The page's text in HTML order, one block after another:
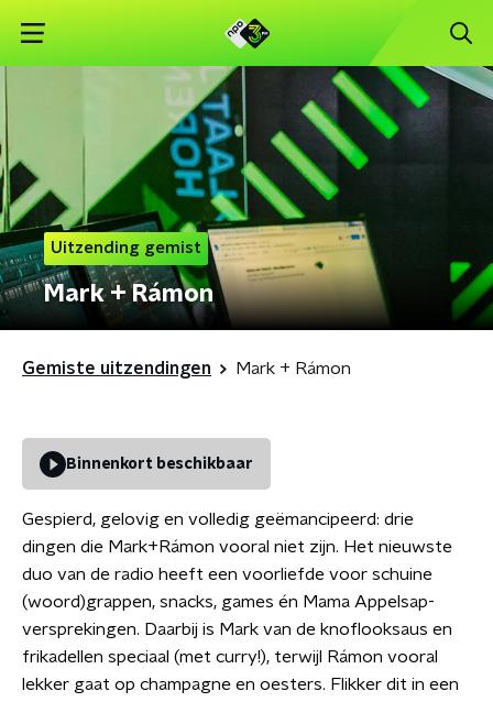
Uitzending gemist
Mark + Rámon
Gemiste uitzendingen Mark + Rámon
Binnenkort beschikbaar
Gespierd, gelovig en volledig geëmancipeerd: drie
dingen die Mark+Rámon vooral niet zijn. Het nieuwste
duo van de radio heeft een voorliefde voor schuine
(woord)grappen, snacks, games én Mama Appelsap-
versprekingen. Daarbij is Mark van de knoflooksaus en
frikadellen speciaal (met curry!), terwijl Rámon vooral
lekker gaat op champagne en oesters. Flikker dit in een